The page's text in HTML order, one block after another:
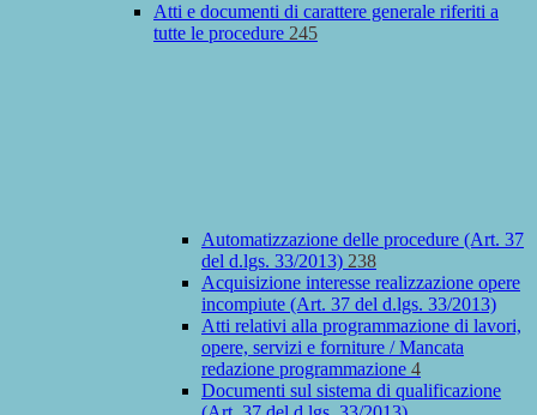
Atti e documenti di carattere generale riferiti a
tutte le procedure 245
Automatizzazione delle procedure (Art. 37
del d.lgs. 33/2013) 238
Acquisizione interesse realizzazione opere
incompiute (Art. 37 del d.lgs. 33/2013)
Atti relativi alla programmazione di lavori,
opere, servizi e forniture / Mancata
redazione programmazione 4
Documenti sul sistema di qualificazione